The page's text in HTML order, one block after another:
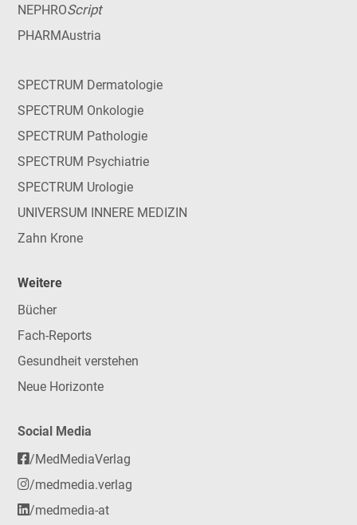
NEPHROScript
PHARMAustria
SPECTRUM Dermatologie
SPECTRUM Onkologie
SPECTRUM Pathologie
SPECTRUM Psychiatrie
SPECTRUM Urologie
UNIVERSUM INNERE MEDIZIN
Zahn Krone
Weitere
Bücher
Fach-Reports
Gesundheit verstehen
Neue Horizonte
Social Media
/MedMediaVerlag
/medmedia.verlag
/medmedia-at